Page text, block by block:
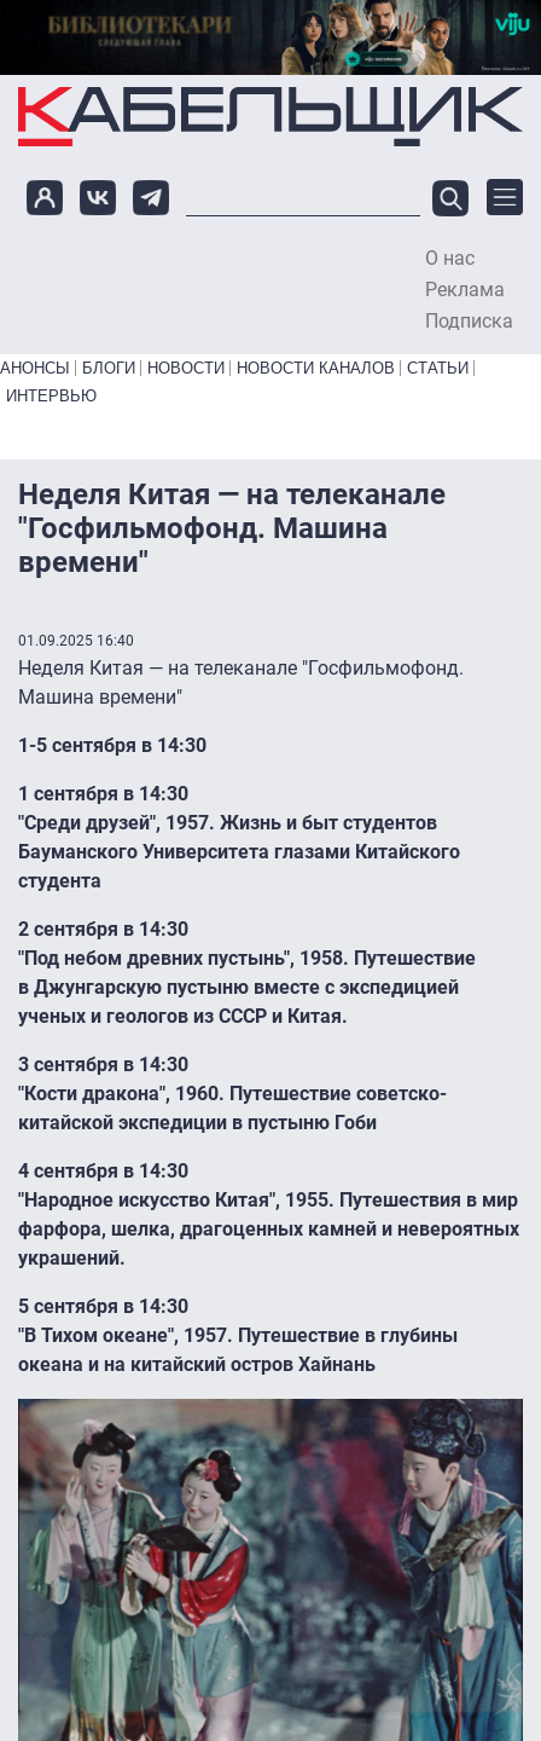
Перейти к основному содержанию
О нас
Реклама
Подписка
Primary links bottom
АНОНСЫ БЛОГИ НОВОСТИ НОВОСТИ КАНАЛОВ
СТАТЬИ
ИНТЕРВЬЮ
Неделя Китая — на телеканале
"Госфильмофонд. Машина
времени"
01.09.2025 16:40
Неделя Китая — на телеканале "Госфильмофонд.
Машина времени"
1-5 сентября в 14:30
1 сентября в 14:30
"Среди друзей", 1957. Жизнь и быт студентов
Бауманского Университета глазами Китайского
студента
2 сентября в 14:30
"Под небом древних пустынь", 1958. Путешествие
в Джунгарскую пустыню вместе с экспедицией
ученых и геологов из СССР и Китая.
3 сентября в 14:30
"Кости дракона", 1960. Путешествие советско-
китайской экспедиции в пустыню Гоби
4 сентября в 14:30
"Народное искусство Китая", 1955. Путешествия в мир
фарфора, шелка, драгоценных камней и невероятных
украшений.
5 сентября в 14:30
"В Тихом океане", 1957. Путешествие в глубины
океана и на китайский остров Хайнань